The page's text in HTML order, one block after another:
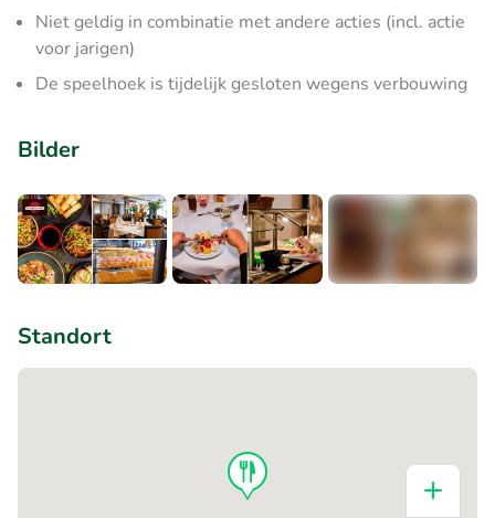
Niet geldig in combinatie met andere acties (incl. actie
voor jarigen)
De speelhoek is tijdelijk gesloten wegens verbouwing
Bilder
Standort